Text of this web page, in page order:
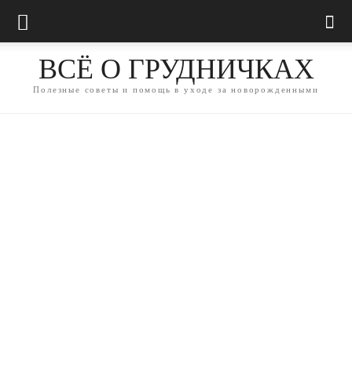
ВСЁ О ГРУДНИЧКАХ
Полезные советы и помощь в уходе за новорожденными